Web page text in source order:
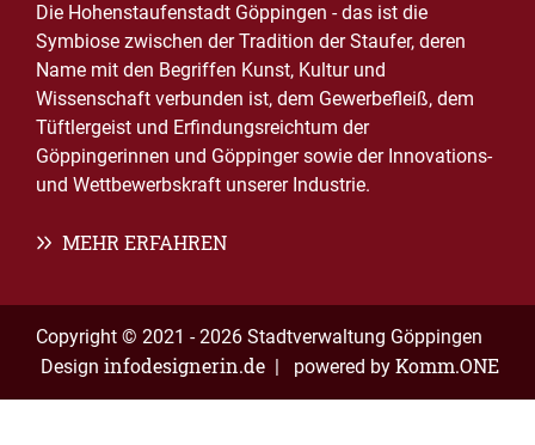
Die Hohenstaufenstadt Göppingen - das ist die
Symbiose zwischen der Tradition der Staufer, deren
Name mit den Begriffen Kunst, Kultur und
Wissenschaft verbunden ist, dem Gewerbefleiß, dem
Tüftlergeist und Erfindungsreichtum der
Göppingerinnen und Göppinger sowie der Innovations-
und Wettbewerbskraft unserer Industrie.
MEHR ERFAHREN
Copyright © 2021 - 2026 Stadtverwaltung Göppingen
Design infodesignerin.de | powered by Komm.ONE